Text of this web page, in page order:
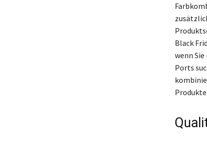
Black
wenn
Ports